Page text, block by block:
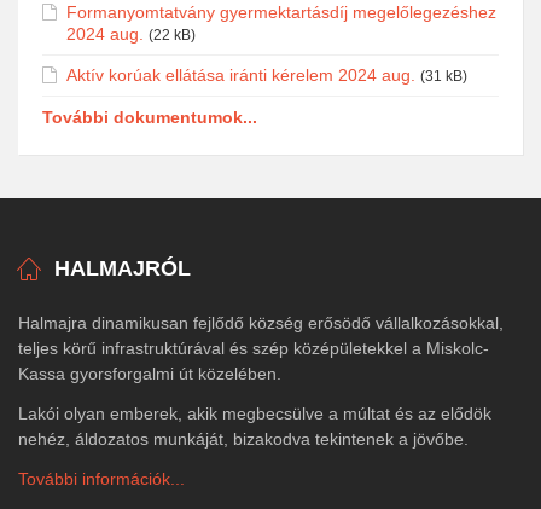
Formanyomtatvány gyermektartásdíj megelőlegezéshez
2024 aug.
(22 kB)
Aktív korúak ellátása iránti kérelem 2024 aug. (31 kB)
További dokumentumok...
HALMAJRÓL
Halmajra dinamikusan fejlődő község erősödő vállalkozásokkal,
teljes körű infrastruktúrával és szép középületekkel a Miskolc-
Kassa gyorsforgalmi út közelében.
Lakói olyan emberek, akik megbecsülve a múltat és az elődök
nehéz, áldozatos munkáját, bizakodva tekintenek a jövőbe.
További információk...